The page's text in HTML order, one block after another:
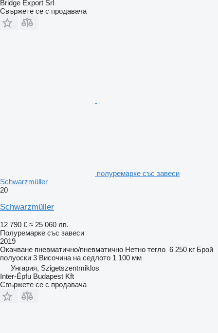
Bridge Export Srl
Свържете се с продавача
полуремарке със завеси
Schwarzmüller
20
Schwarzmüller
12 790 € ≈ 25 060 лв.
Полуремарке със завеси
2019
Окачване пневматично/пневматично Нетно тегло 6 250 кг Брой
полуоски 3 Височина на седлото 1 100 мм
Унгария, Szigetszentmiklos
Inter-Épfu Budapest Kft
Свържете се с продавача